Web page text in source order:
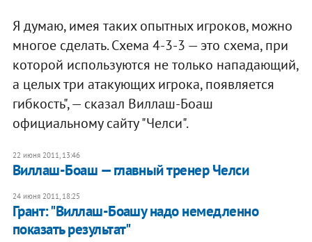
Я думаю, имея таких опытных игроков, можно
многое сделать. Схема 4-3-3 — это схема, при
которой используются не только нападающий,
а целых три атакующих игрока, появляется
гибкость", — сказал Виллаш-Боаш
официальному сайту "Челси".
22 июня 2011, 13:46
Виллаш-Боаш — главный тренер Челси
24 июня 2011, 18:25
Грант: "Виллаш-Боашу надо немедленно
показать результат"